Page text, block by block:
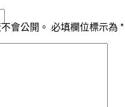
會公開。 必填欄位標示為 *